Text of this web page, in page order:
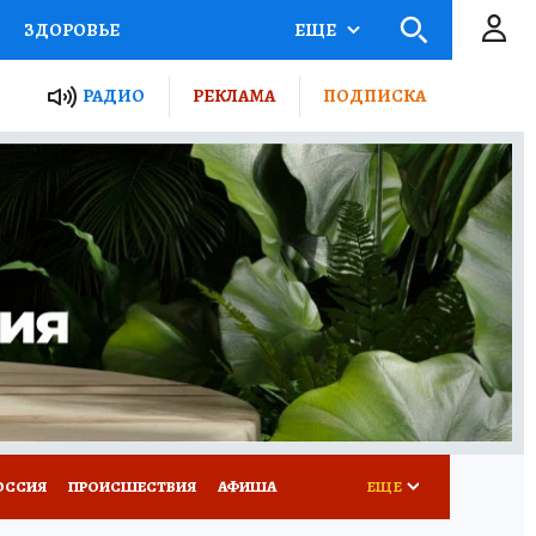
ЗДОРОВЬЕ
РОССИИ
ПУТЕВОДИТЕЛЬ
ТУРИЗМ
ПОТРЕБИТЕЛЯ ВСЕ О КП
ЕЩЕ
РАДИО РЕКЛАМА ПОДПИСКА
ПРОИСШЕСТВИЯ АФИША ЕЩЕ